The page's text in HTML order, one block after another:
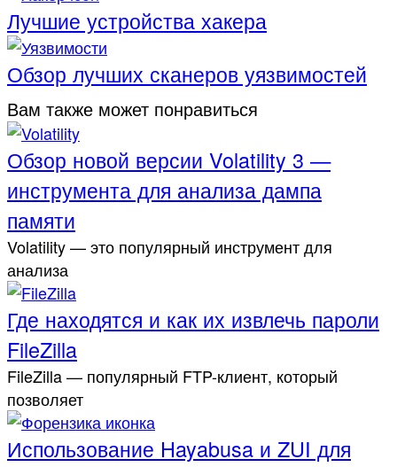
Лучшие устройства хакера
Обзор лучших сканеров уязвимостей
Вам также может понравиться
Обзор новой версии Volatility 3 —
инструмента для анализа дампа
памяти
Volatility — это популярный инструмент для
анализа
Где находятся и как их извлечь пароли
FileZilla
FileZilla — популярный FTP-клиент, который
позволяет
Использование Hayabusa и ZUI для